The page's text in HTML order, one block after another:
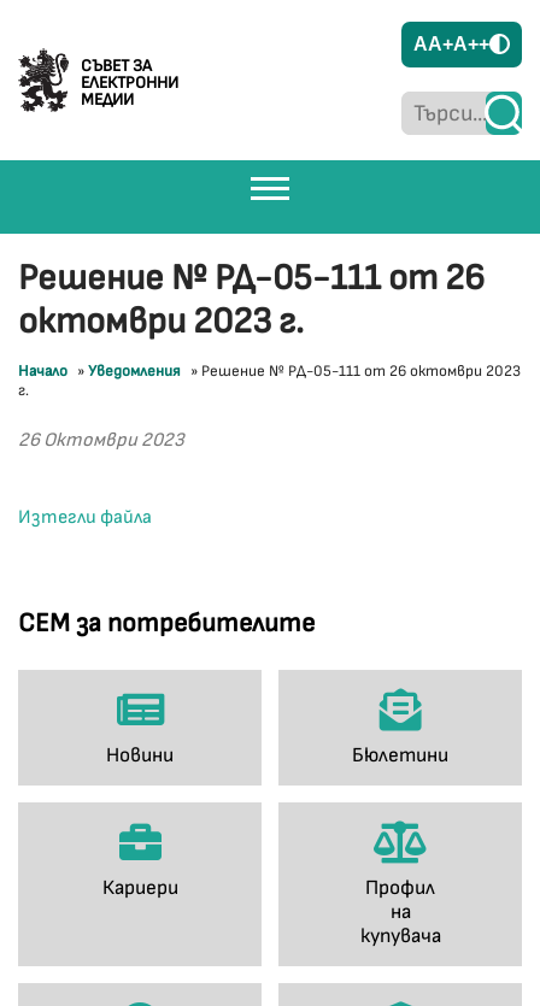
СЪВЕТ ЗА
ЕЛЕКТРОННИ
МЕДИИ
AA+A++
СЕМ за потребителите
Новини Бюлетини
Кариери
Профил
на
купувача
Решение № РД-05-111 от 26
октомври 2023 г.
Начало »Уведомления » Решение № РД-05-111 от 26 октомври 2023
г.
26 Октомври 2023
Изтегли файла